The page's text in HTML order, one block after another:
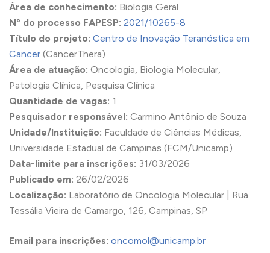
Área de conhecimento: Biologia Geral
Nº do processo FAPESP: 2021/10265-8
Título do projeto: Centro de Inovação Teranóstica em
Cancer (CancerThera)
Área de atuação: Oncologia, Biologia Molecular,
Patologia Clínica, Pesquisa Clínica
Quantidade de vagas: 1
Pesquisador responsável: Carmino Antônio de Souza
Unidade/Instituição: Faculdade de Ciências Médicas,
Universidade Estadual de Campinas (FCM/Unicamp)
Data-limite para inscrições: 31/03/2026
Publicado em: 26/02/2026
Localização: Laboratório de Oncologia Molecular | Rua
Tessália Vieira de Camargo, 126, Campinas, SP
Email para inscrições: oncomol@unicamp.br